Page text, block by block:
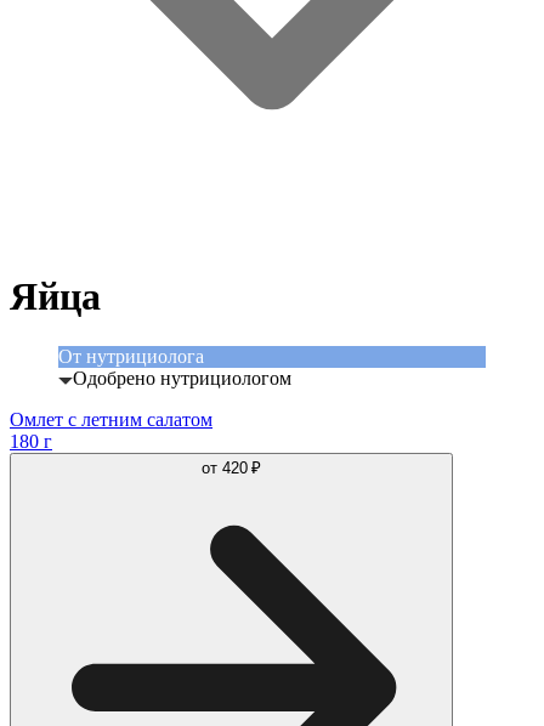
Яйца
От нутрициолога
Одобрено нутрициологом
Омлет с летним салатом
180 г
от 420 ₽